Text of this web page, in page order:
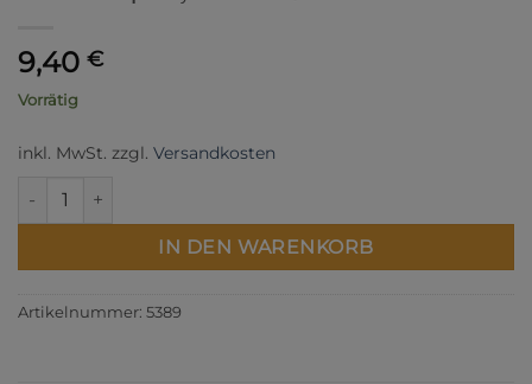
9,40 €
Vorrätig
inkl. MwSt. zzgl. Versandkosten
IN DEN WARENKORB
Artikelnummer: 5389